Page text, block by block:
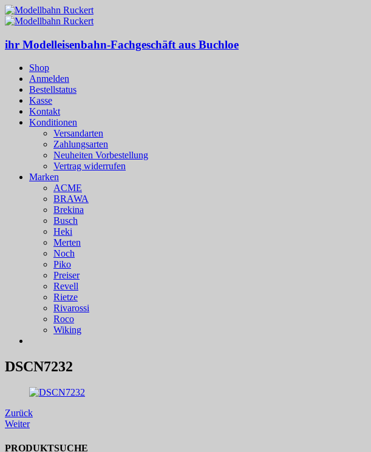
ihr Modelleisenbahn-Fachgeschäft aus Buchloe
Shop
Anmelden
Bestellstatus
Kasse
Kontakt
Konditionen
Versandarten
Zahlungsarten
Neuheiten Vorbestellung
Vertrag widerrufen
Marken
ACME
BRAWA
Brekina
Busch
Heki
Merten
Noch
Piko
Preiser
Revell
Rietze
Rivarossi
Roco
Wiking
DSCN7232
Zurück
Weiter
PRODUKTSUCHE